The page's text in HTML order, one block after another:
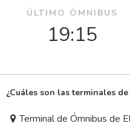
ÚLTIMO ÓMNIBUS
19:15
¿Cuáles son las terminales
Terminal de Ómnibus de